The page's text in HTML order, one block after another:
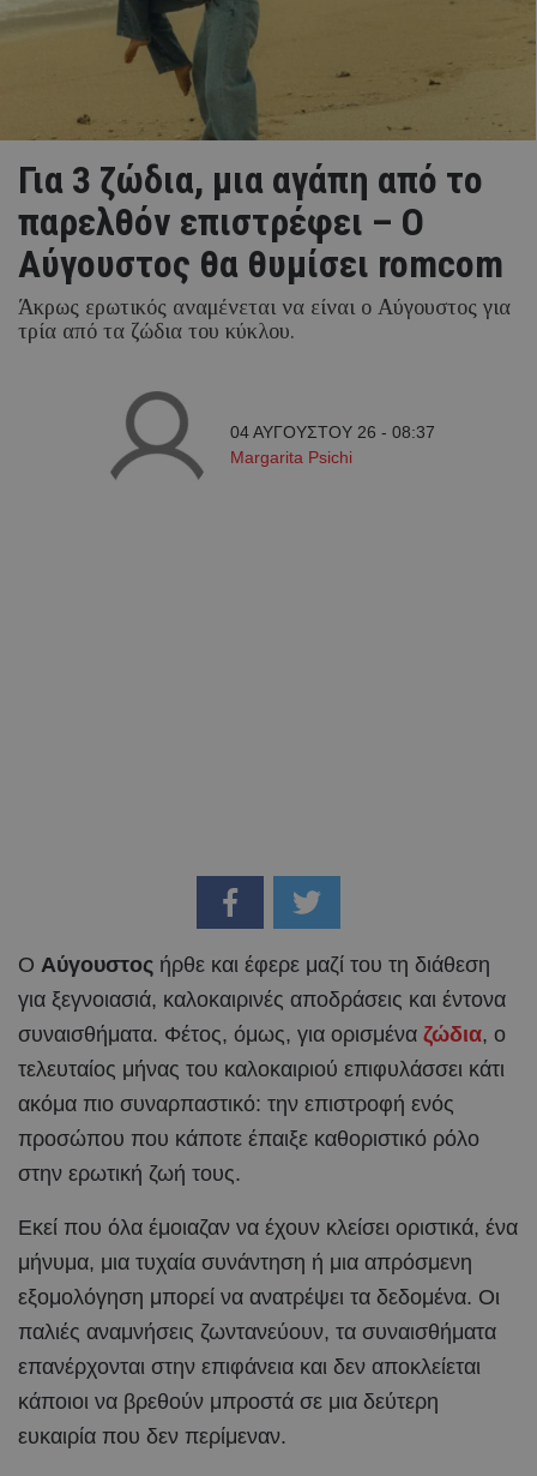
Για 3 ζώδια, μια αγάπη από το
παρελθόν επιστρέφει – Ο
Αύγουστος θα θυμίσει romcom
Άκρως ερωτικός αναμένεται να είναι ο Αύγουστος για
τρία από τα ζώδια του κύκλου.
04 ΑΥΓΟΥΣΤΟΥ 26 - 08:37
Margarita Psichi
Ο Αύγουστος ήρθε και έφερε μαζί του τη διάθεση
για ξεγνοιασιά, καλοκαιρινές αποδράσεις και έντονα
συναισθήματα. Φέτος, όμως, για ορισμένα ζώδια, ο
τελευταίος μήνας του καλοκαιριού επιφυλάσσει κάτι
ακόμα πιο συναρπαστικό: την επιστροφή ενός
προσώπου που κάποτε έπαιξε καθοριστικό ρόλο
στην ερωτική ζωή τους.
Εκεί που όλα έμοιαζαν να έχουν κλείσει οριστικά, ένα
μήνυμα, μια τυχαία συνάντηση ή μια απρόσμενη
εξομολόγηση μπορεί να ανατρέψει τα δεδομένα. Οι
παλιές αναμνήσεις ζωντανεύουν, τα συναισθήματα
επανέρχονται στην επιφάνεια και δεν αποκλείεται
κάποιοι να βρεθούν μπροστά σε μια δεύτερη
ευκαιρία που δεν περίμεναν.